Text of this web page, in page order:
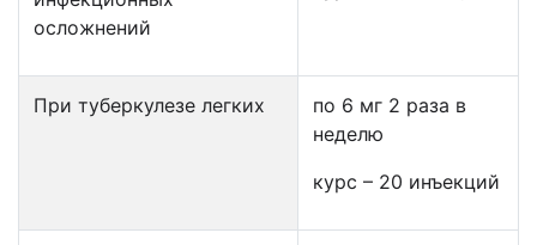
осложнений
При туберкулезе легких
по 6 мг 2 раза в
неделю
курс – 20 инъекций